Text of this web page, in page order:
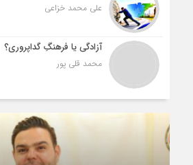
علی محمد خزاعی
آزادگی یا فرهنگِ گداپروری؟
محمد قلی پور